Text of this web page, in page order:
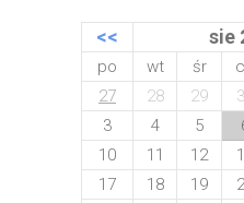
<< sie
po wt śr
27
28 29
3
4 5
10
11 12
17
18 19